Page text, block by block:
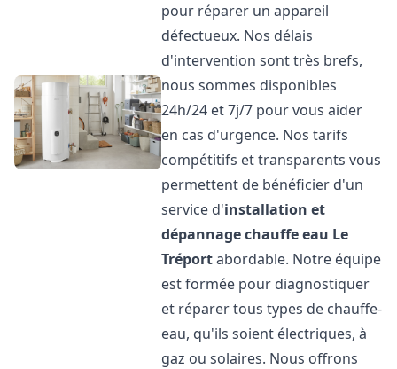
pour réparer un appareil
défectueux. Nos délais
d'intervention sont très brefs,
nous sommes disponibles
24h/24 et 7j/7 pour vous aider
en cas d'urgence. Nos tarifs
compétitifs et transparents vous
permettent de bénéficier d'un
service d'installation et
dépannage chauffe eau Le
Tréportabordable. Notre équipe
est formée pour diagnostiquer
et réparer tous types de chauffe-
eau, qu'ils soient électriques, à
gaz ou solaires. Nous offrons